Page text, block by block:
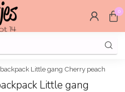
0
Little gang Cherry peach
Little gang